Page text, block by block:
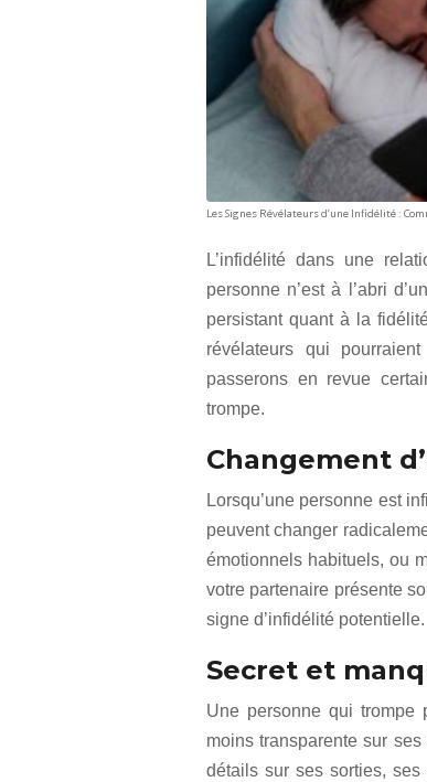
Les Signes Révélateurs d’une Infidélité :
L’infidélité dans une
personne n’est à l’abri
persistant quant à la
révélateurs qui
passerons en revue
trompe.
Changement
Lorsqu’une personne est
peuvent changer
émotionnels habituels, ou
votre partenaire présente
signe d’infidélité potentielle.
Secret et
Une personne qui trompe
moins transparente sur
détails sur ses sorties,